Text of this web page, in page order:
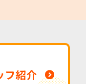
フ紹介